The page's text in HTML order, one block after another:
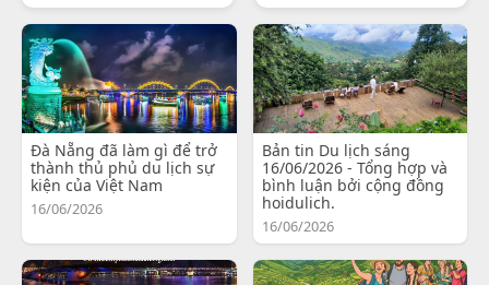
Đà Nẵng đã làm gì để trở
thành thủ phủ du lịch sự
kiện của Việt Nam
16/06/2026
Bản tin Du lịch sáng
16/06/2026 - Tổng hợp và
bình luận bởi cộng đồng
hoidulich.
16/06/2026